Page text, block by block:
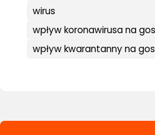
wirus
wpływ koronawirusa na
wpływ kwarantanny na